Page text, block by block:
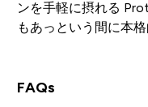
ンを手軽に摂れる
もあっという間に本
FAQs